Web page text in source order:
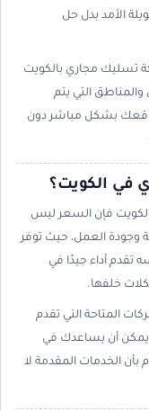
الأمد بدل حل
تسليك مجاري بالكويت
التي يتم
موقعك بشكل مباشر دون
في الكويت؟
فإن السعر ليس
وجودة العمل، حيث توفر
أداء جيدًا في
خلفها.
المتاحة التي تقدم
يمكن أن يساعدك في
بأن الخدمات المقدمة لا